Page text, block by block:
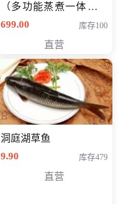
（多功能蒸煮一体锅）
（智能升降养生锅） 会
699.00 库存100
直营
洞庭湖草鱼
9.90
库存479
直营